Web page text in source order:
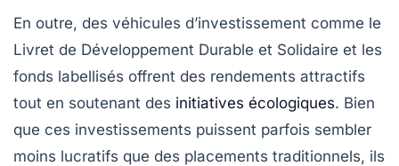
En outre, des véhicules d’investissement comme le
Livret de Développement Durable et Solidaire et les
fonds labellisés offrent des rendements attractifs
tout en soutenant des initiatives écologiques. Bien
que ces investissements puissent parfois sembler
moins lucratifs que des placements traditionnels, ils